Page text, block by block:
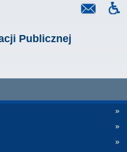
Publicznej
»
»
»